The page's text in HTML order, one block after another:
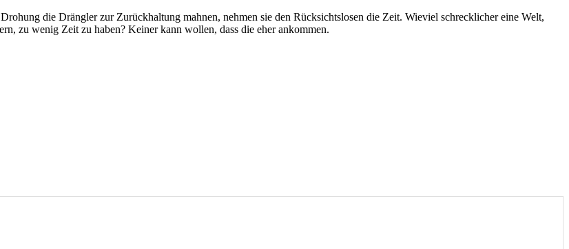
die Drängler zur Zurückhaltung mahnen, nehmen sie den Rücksichtslosen die Zeit. Wieviel schrecklicher eine Welt,
zu wenig Zeit zu haben? Keiner kann wollen, dass die eher ankommen.